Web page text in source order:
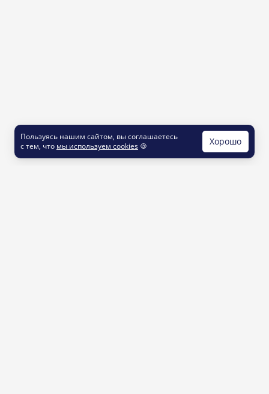
Пользуясь нашим сайтом, вы соглашаетесь
с тем, что мы используем cookies 🍪 Хорошо